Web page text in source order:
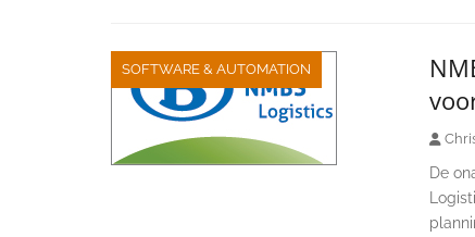
SOFTWARE & AUTOMATION
De